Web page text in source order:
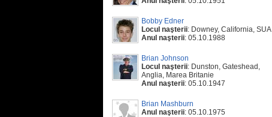
Bobby Edner
Locul naşterii: Downey, California, SUA
Anul naşterii: 05.10.1988
Brian Johnson
Locul naşterii: Dunston, Gateshead,
Anglia, Marea Britanie
Anul naşterii: 05.10.1947
Brian Mashburn
Anul naşterii: 05.10.1975